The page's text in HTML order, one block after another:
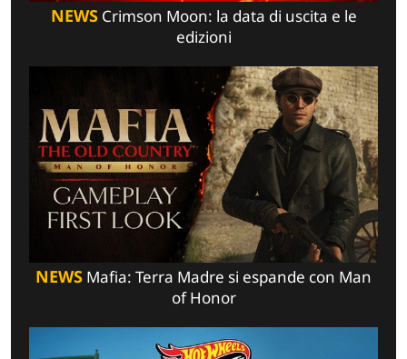
NEWSCrimson Moon: la data di uscita e le
edizioni
NEWS Mafia: Terra Madre si espande con Man
of Honor